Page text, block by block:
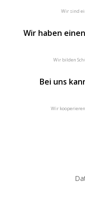
Wir sind
Wir haben
Wir bilden
Bei uns
Wir